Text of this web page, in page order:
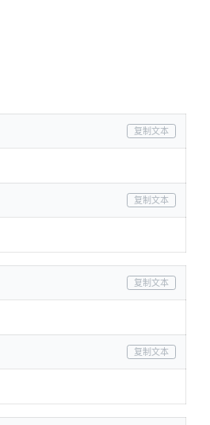
复制文本
复制文本
复制文本
复制文本